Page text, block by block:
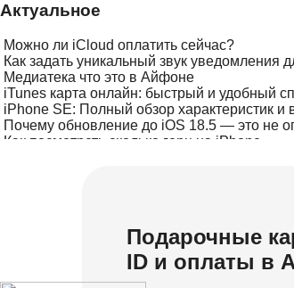
Актуальное
Можно ли iCloud оплатить сейчас?
Как задать уникальный звук уведомления
Медиатека что это в Айфоне
iTunes карта онлайн: быстрый и удобный
iPhone SE: Полный обзор характеристик и
Почему обновление до iOS 18.5 — это не
Как посмотреть сколько герц на iPhone
Подарочные
ID и оплаты в